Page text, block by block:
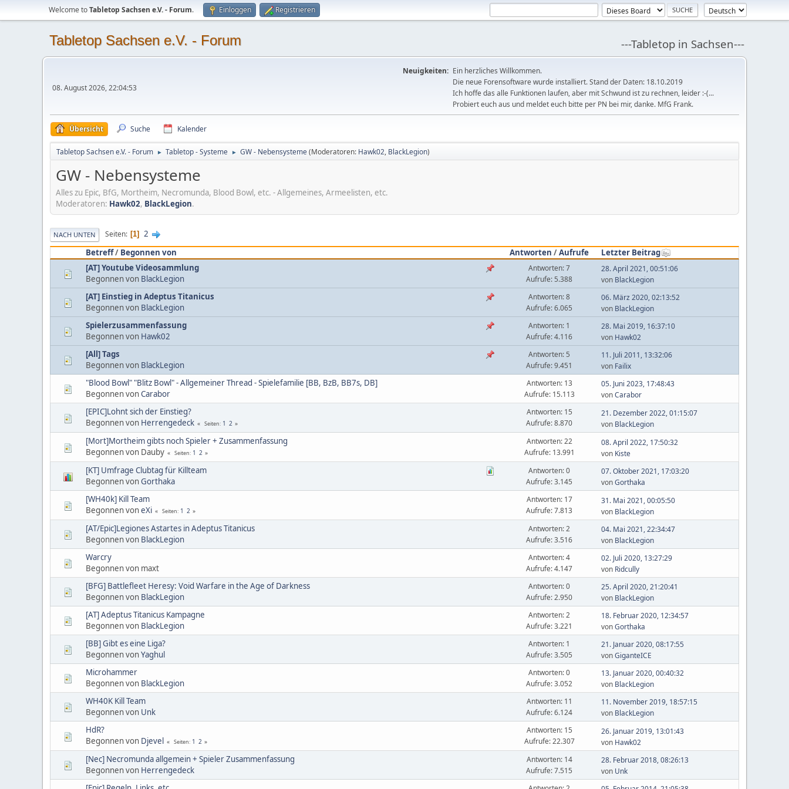
Welcome toTabletop Sachsen e.V. - Forum. Einloggen Registrieren
Tabletop Sachsen e.V. - Forum ---Tabletop in Sachsen---
08. August 2026, 22:04:53
Neuigkeiten: Ein herzliches Willkommen.
Die neue Forensoftware wurde installiert. Stand der Daten: 18.10.2019
Ich hoffe das alle Funktionen laufen, aber mit Schwund ist zu rechnen, leider :-(...
Probiert euch aus und meldet euch bitte per PN bei mir, danke. MfG Frank.
Übersicht Suche Kalender
Tabletop Sachsen e.V. - Forum ► Tabletop - Systeme ► GW - Nebensysteme(Moderatoren: Hawk02, BlackLegion)
GW - Nebensysteme
Alles zu Epic, BfG, Mortheim, Necromunda, Blood Bowl, etc. - Allgemeines, Armeelisten, etc.
Moderatoren: Hawk02, BlackLegion.
NACH UNTEN Seiten 1
2
Betreff/ Begonnen von Antworten /Aufrufe
Letzter Beitrag
[AT] Youtube Videosammlung
Begonnen von BlackLegion
Antworten: 7
Aufrufe: 5.388
28. April 2021, 00:51:06
von BlackLegion
[AT] Einstieg in Adeptus Titanicus
Begonnen von BlackLegion
Antworten: 8
Aufrufe: 6.065
06. März 2020, 02:13:52
von BlackLegion
Spielerzusammenfassung
Begonnen von Hawk02
Antworten: 1
Aufrufe: 4.116
28. Mai 2019, 16:37:10
von Hawk02
[All] Tags
Begonnen von BlackLegion
Antworten: 5
Aufrufe: 9.451
11. Juli 2011, 13:32:06
von Failix
"Blood Bowl" "Blitz Bowl" - Allgemeiner Thread - Spielefamilie [BB, BzB, BB7s, DB]
Begonnen vonCarabor
Antworten: 13
Aufrufe: 15.113
05. Juni 2023, 17:48:43
vonCarabor
[EPIC]Lohnt sich der Einstieg?
Begonnen von Herrengedeck Seiten 1 2
Antworten: 15
Aufrufe: 8.870
21. Dezember 2022, 01:15:07
von BlackLegion
[Mort]Mortheim gibts noch Spieler + Zusammenfassung
Begonnen von Dauby
Seiten 1 2
Antworten: 22
Aufrufe: 13.991
08. April 2022, 17:50:32
von Kiste
[KT] Umfrage Clubtag für Killteam
Begonnen vonGorthaka
Antworten: 0
Aufrufe: 3.145
07. Oktober 2021, 17:03:20
vonGorthaka
[WH40k] Kill Team
Begonnen voneXi Seiten 1 2
Antworten: 17
Aufrufe: 7.813
31. Mai 2021, 00:05:50
von BlackLegion
[AT/Epic]Legiones Astartes in Adeptus Titanicus
Begonnen von BlackLegion
Antworten: 2
Aufrufe: 3.516
04. Mai 2021, 22:34:47
von BlackLegion
Warcry
Begonnen von maxt
Antworten: 4
Aufrufe: 4.147
02. Juli 2020, 13:27:29
von Ridcully
[BFG] Battlefleet Heresy: Void Warfare in the Age of Darkness
Begonnen von BlackLegion
Antworten: 0
Aufrufe: 2.950
25. April 2020, 21:20:41
von BlackLegion
[AT] Adeptus Titanicus Kampagne
Begonnen von BlackLegion
Antworten: 2
Aufrufe: 3.221
18. Februar 2020, 12:34:57
vonGorthaka
[BB] Gibt es eine Liga?
Begonnen vonYaghul
Antworten: 1
Aufrufe: 3.505
21. Januar 2020, 08:17:55
vonGiganteICE
Microhammer
Begonnen von BlackLegion
Antworten: 0
Aufrufe: 3.052
13. Januar 2020, 00:40:32
von BlackLegion
WH40K Kill Team
Begonnen von Unk
Antworten: 11
Aufrufe: 6.124
11. November 2019, 18:57:15
von BlackLegion
HdR?
Begonnen von Djevel Seiten 1 2
Antworten: 15
Aufrufe: 22.307
26. Januar 2019, 13:01:43
von Hawk02
[Nec] Necromunda allgemein + Spieler Zusammenfassung
Begonnen von Herrengedeck
Antworten: 14
Aufrufe: 7.515
28. Februar 2018, 08:26:13
von Unk